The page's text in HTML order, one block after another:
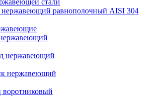
стали
нержавеющий равнополочный AISI 304
нержавеющий
нержавеющий
воротниковый